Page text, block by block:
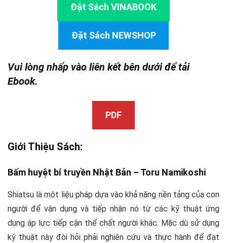
Đặt Sách VINABOOK
Đặt Sách NEWSHOP
Vui lòng nhấp vào liên kết bên dưới để tải
Ebook.
PDF
Giới Thiệu Sách:
Bấm huyệt bí truyền Nhật Bản – Toru Namikoshi
Shiatsu là một liệu pháp dựa vào khả năng nền tảng của con
người để vận dụng và tiếp nhận nó từ các kỹ thuật ứng
dụng áp lực tiếp cận thể chất người khác. Mặc dù sử dụng
kỹ thuật này đòi hỏi phải nghiên cứu và thực hành để đạt